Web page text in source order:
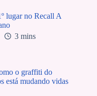
lugar no Recall A
3 mins
o graffiti do
está mudando vidas